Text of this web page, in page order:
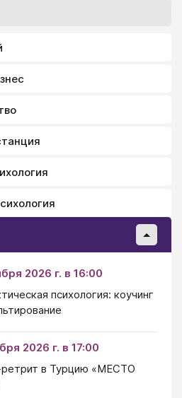
2026 г. в 16:00
психология: коучинг
2026 г. в 17:00
ретрит в Турцию «МЕСТО